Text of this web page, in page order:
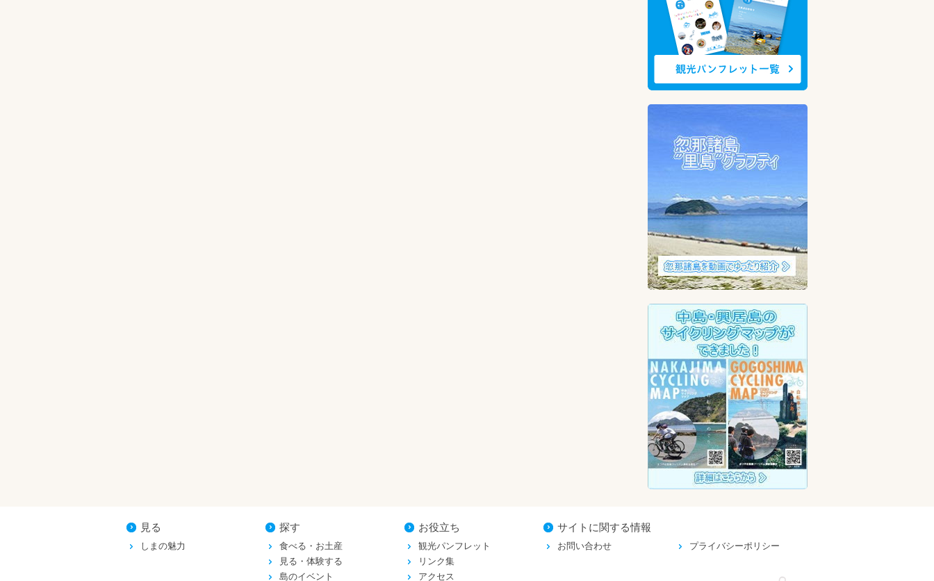
見る
しまの魅力
探す
食べる・お土産
見る・体験する
島のイベント
お役立ち
観光パンフレット
リンク集
アクセス
サイトに関する情報
お問い合わせ プライバシーポリシー